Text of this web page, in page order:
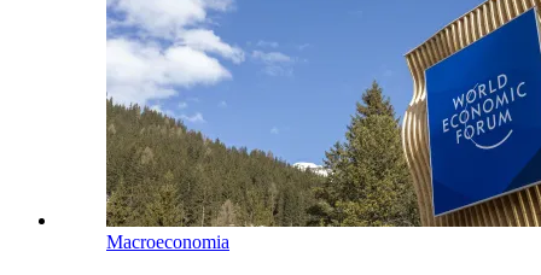
Macroeconomia